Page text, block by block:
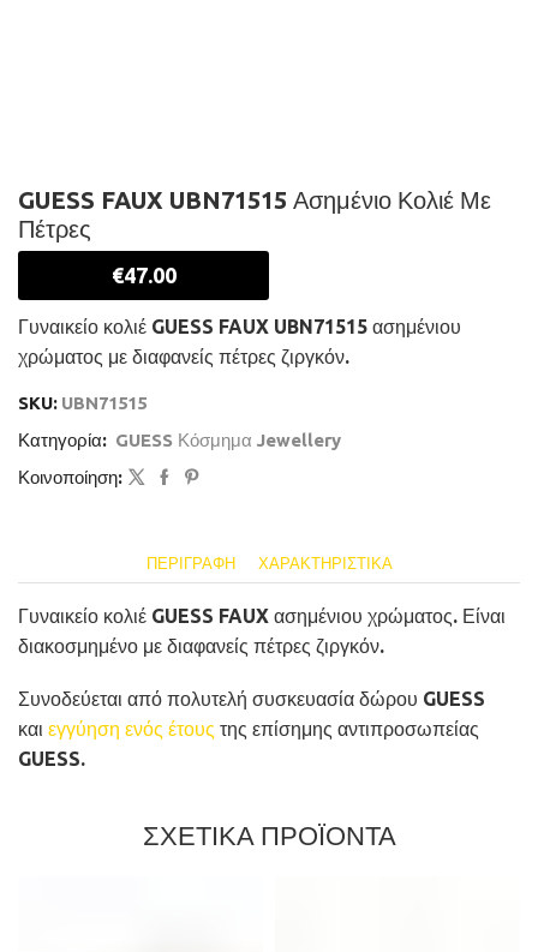
GUESS FAUX UBN71515 Ασημένιο Κολιέ Με
Πέτρες
€47.00
Γυναικείο κολιέ GUESS FAUX UBN71515 ασημένιου
χρώματος με διαφανείς πέτρες ζιργκόν.
SKU: UBN71515
Κατηγορία: GUESS Κόσμημα Jewellery
Κοινοποίηση:
ΠΕΡΙΓΡΑΦΉ ΧΑΡΑΚΤΗΡΙΣΤΙΚΆ
Γυναικείο κολιέ GUESS FAUX ασημένιου χρώματος. Είναι
διακοσμημένο με διαφανείς πέτρες ζιργκόν.
Συνοδεύεται από πολυτελή συσκευασία δώρου GUESS
και εγγύηση ενός έτους της επίσημης αντιπροσωπείας
GUESS.
ΣΧΕΤΙΚΑ ΠΡΟΪΟΝΤΑ